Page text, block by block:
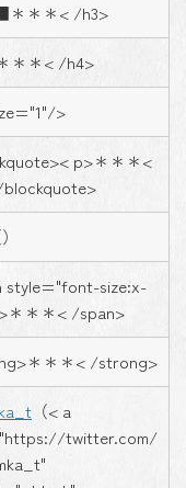
＊＊＊< /h3>
＊＊< /h4>
>
p>＊＊＊<
style="font-size:x-
＊＊＊< /span>
＊＊＊< /strong>
（< a
twitter.com/